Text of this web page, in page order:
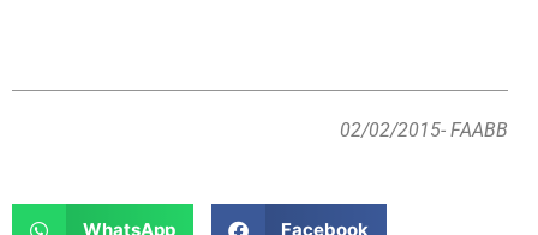
02/02/2015- FAABB
WhatsApp Facebook